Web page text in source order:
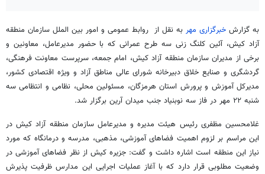
به گزارش خبرگزاری مهر به نقل از روابط عمومی و امور بین الملل سازمان منطقه
آزاد کیش، آئین کلنگ زنی سه طرح عمرانی که با حضور مدیرعامل، معاونین و
برخی از مدیران سازمان منطقه آزاد کیش، امام جمعه، سرپرست معاونت فرهنگی،
گردشگری و صنایع خلاق دبیرخانه شورای عالی مناطق آزاد و ویژه اقتصادی کشور،
مدیرکل آموزش و پرورش استان هرمزگان، مسئولین محلی، نظامی و انتظامی سه
شنبه ۲۲ مهر در فاز سه نوبنیاد جنب میدان آرین برگزار شد.
غلامحسین مظفری رئیس هیئت مدیره و مدیرعامل سازمان منطقه آزاد کیش در
این مراسم بر لزوم اهمیت فضاهای آموزشی، مذهبی، مدرسه و درمانگاه که مورد
نیاز این منطقه است اشاره داشت و گفت: جزیره کیش از نظر فضاهای آموزشی در
وضعیت مطلوبی قرار دارد که با آغاز عملیات اجرایی این مدارس ظرفیت پذیرش